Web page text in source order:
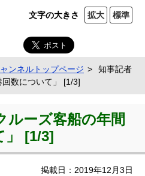
文字の大きさ 拡大 標準
ンネルトップページ
知事記者
数について」 [1/3]
ルーズ客船の年間
」 [1/3]
掲載日：2019年12月3日